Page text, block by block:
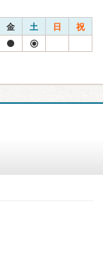
金 土 日 祝